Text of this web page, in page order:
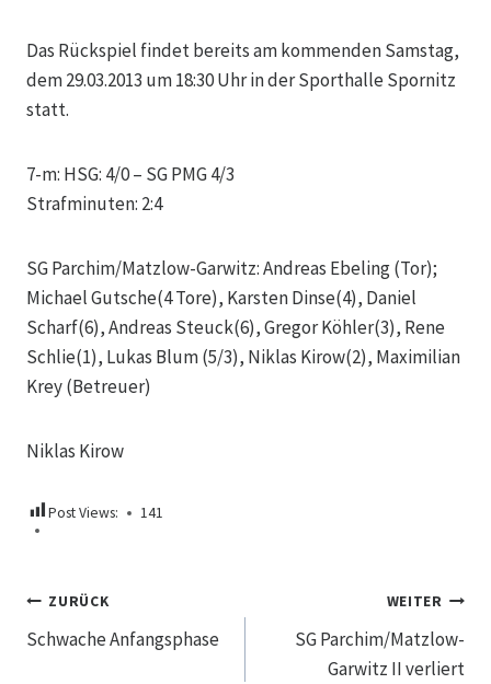
Das Rückspiel findet bereits am kommenden Samstag,
dem 29.03.2013 um 18:30 Uhr in der Sporthalle Spornitz
statt.
7-m: HSG: 4/0 – SG PMG 4/3
Strafminuten: 2:4
SG Parchim/Matzlow-Garwitz: Andreas Ebeling (Tor);
Michael Gutsche(4 Tore), Karsten Dinse(4), Daniel
Scharf(6), Andreas Steuck(6), Gregor Köhler(3), Rene
Schlie(1), Lukas Blum (5/3), Niklas Kirow(2), Maximilian
Krey (Betreuer)
Niklas Kirow
Post Views: 141
Beitragsnavigation
ZURÜCK
Schwache Anfangsphase
WEITER
SG Parchim/Matzlow-
Garwitz II verliert